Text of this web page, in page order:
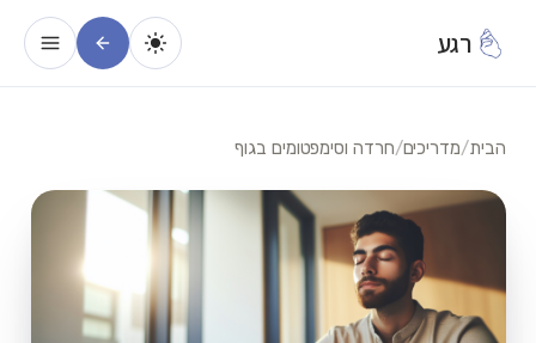
רגע
הבית/מדריכים/חרדה וסימפטומים בגוף